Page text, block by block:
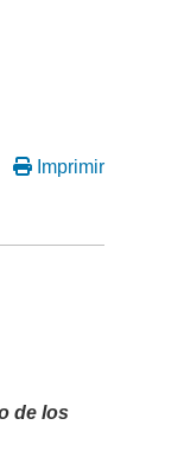
Imprimir
de los